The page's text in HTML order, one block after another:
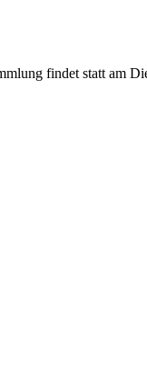
findet statt am